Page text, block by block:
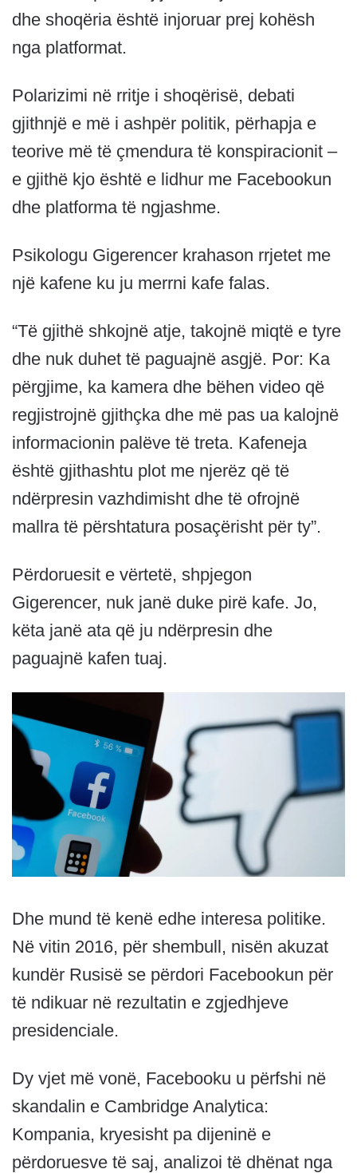
dhe shoqëria është injoruar prej kohësh
nga platformat.
Polarizimi në rritje i shoqërisë, debati
gjithnjë e më i ashpër politik, përhapja e
teorive më të çmendura të konspiracionit –
e gjithë kjo është e lidhur me Facebookun
dhe platforma të ngjashme.
Psikologu Gigerencer krahason rrjetet me
një kafene ku ju merrni kafe falas.
“Të gjithë shkojnë atje, takojnë miqtë e tyre
dhe nuk duhet të paguajnë asgjë. Por: Ka
përgjime, ka kamera dhe bëhen video që
regjistrojnë gjithçka dhe më pas ua kalojnë
informacionin palëve të treta. Kafeneja
është gjithashtu plot me njerëz që të
ndërpresin vazhdimisht dhe të ofrojnë
mallra të përshtatura posaçërisht për ty”.
Përdoruesit e vërtetë, shpjegon
Gigerencer, nuk janë duke pirë kafe. Jo,
këta janë ata që ju ndërpresin dhe
paguajnë kafen tuaj.
Dhe mund të kenë edhe interesa politike.
Në vitin 2016, për shembull, nisën akuzat
kundër Rusisë se përdori Facebookun për
të ndikuar në rezultatin e zgjedhjeve
presidenciale.
Dy vjet më vonë, Facebooku u përfshi në
skandalin e Cambridge Analytica:
Kompania, kryesisht pa dijeninë e
përdoruesve të saj, analizoi të dhënat nga